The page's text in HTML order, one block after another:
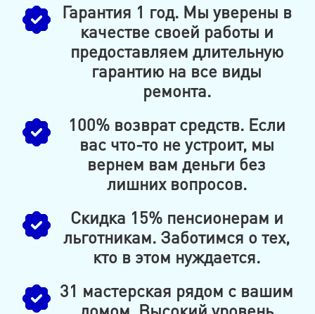
Гарантия 1 год. Мы уверены в
качестве своей работы и
предоставляем длительную
гарантию на все виды
ремонта.
100% возврат средств. Если
вас что-то не устроит, мы
вернем вам деньги без
лишних вопросов.
Скидка 15% пенсионерам и
льготникам. Заботимся о тех,
кто в этом нуждается.
31 мастерская рядом с вашим